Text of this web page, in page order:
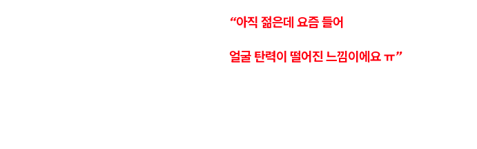
“아직 젊은데 요즘 들어
얼굴 탄력이 떨어진 느낌이에요 ㅠ”